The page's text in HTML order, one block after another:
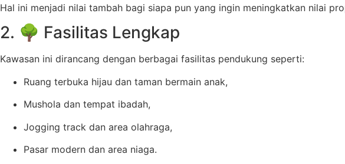
Hal ini menjadi nilai tambah bagi siapa pun yang ingin meningkatkan nilai
2. 🌳 Fasilitas Lengkap
Kawasan ini dirancang dengan berbagai fasilitas pendukung seperti:
Ruang terbuka hijau dan taman bermain anak,
Mushola dan tempat ibadah,
Jogging track dan area olahraga,
Pasar modern dan area niaga.